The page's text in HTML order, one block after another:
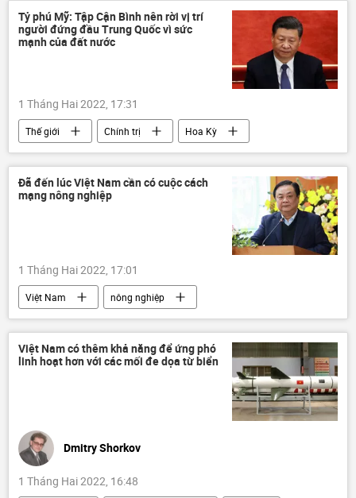
Quân sự
UAV Oman
Tỷ phú Mỹ: Tập Cận Bình nên rời vị trí
người đứng đầu Trung Quốc vì sức
mạnh của đất nước
1 Tháng Hai 2022, 17:31
Thế giới Chính trị
Hoa Kỳ
Trung Quốc
Tập Cận Bình
tỷ phú
George Soros
Đã đến lúc Việt Nam cần có cuộc cách
mạng nông nghiệp
1 Tháng Hai 2022, 17:01
Việt Nam
nông nghiệp
Bộ Nông nghiệp Việt Nam
Bộ Nông nghiệp Liên bang Nga
doanh nghiệp
Việt Nam có thêm khả năng để ứng phó
linh hoạt hơn với các mối đe dọa từ biển
Dmitry Shorkov
1 Tháng Hai 2022, 16:48